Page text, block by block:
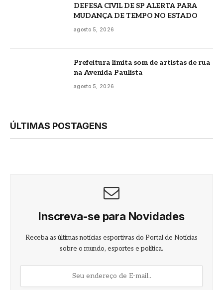
DEFESA CIVIL DE SP ALERTA PARA
MUDANÇA DE TEMPO NO ESTADO
agosto 5, 2026
Prefeitura limita som de artistas de rua
na Avenida Paulista
agosto 5, 2026
ÚLTIMAS POSTAGENS
Inscreva-se para Novidades
Receba as últimas notícias esportivas do Portal de Notícias
sobre o mundo, esportes e política.